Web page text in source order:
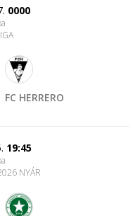
0000
FC HERRERO
19:45
NYÁR